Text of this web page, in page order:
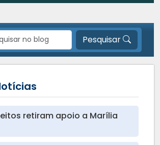
Pesquisar
retiram apoio a Marília